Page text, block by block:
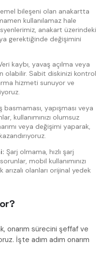
bileşeni olan anakartta
kullanılamaz hale
anakart üzerindeki
gerektiğinde değişimini
kaybı, yavaş açılma veya
olabilir. Sabit diskinizi kontrol
hizmeti sunuyor ve
basmaması, yapışması veya
kullanımınızı olumsuz
veya değişimi yaparak,
Şarj olmama, hızlı şarj
mobil kullanımınızı
arızalı olanları orijinal yedek
onarım sürecini şeffaf ve
İşte adım adım onarım